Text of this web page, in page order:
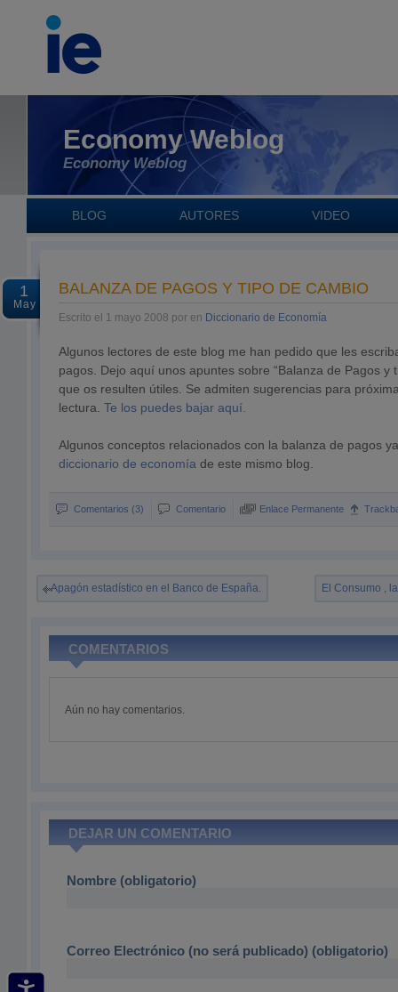
Economy Weblog
Economy Weblog
BLOG AUTORES VIDEO
1
May
BALANZA DE PAGOS Y TIPO DE CAMBIO
Escrito el 1 mayo 2008 por en Diccionario de Economía
Algunos lectores de este blog me han pedido que les
pagos. Dejo aquí unos apuntes sobre “Balanza de Pagos y
que os resulten útiles. Se admiten sugerencias para
lectura. Te los puedes bajar aquí
Algunos conceptos relacionados con la balanza de pagos
diccionario de economía de este mismo blog.
Comentarios (3) Comentario Enlace Permanente
Apagón estadístico en el Banco de España. El Consumo ,
COMENTARIOS
Aún no hay comentarios.
DEJAR UN COMENTARIO
Nombre (obligatorio)
Correo Electrónico (no será publicado) (obligatorio)